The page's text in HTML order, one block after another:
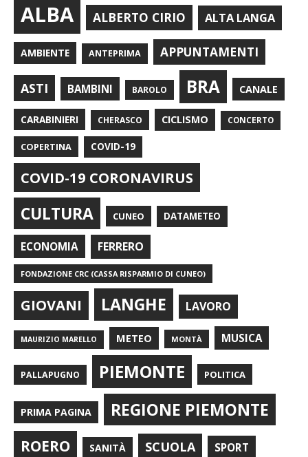
ALBA ALBERTO CIRIO ALTA LANGA
AMBIENTE ANTEPRIMA APPUNTAMENTI
ASTI BAMBINI BAROLO BRA CANALE
CARABINIERI CHERASCO CICLISMO CONCERTO
COPERTINA COVID-19
COVID-19 CORONAVIRUS
CULTURA CUNEO DATAMETEO
ECONOMIA FERRERO
FONDAZIONE CRC (CASSA RISPARMIO DI CUNEO)
GIOVANI LANGHE LAVORO
MAURIZIO MARELLO METEO MONTÀ MUSICA
PALLAPUGNO PIEMONTE POLITICA
PRIMA PAGINA REGIONE PIEMONTE
ROERO SANITÀ SCUOLA SPORT